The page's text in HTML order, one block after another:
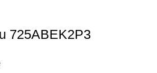
725ABEK2P3